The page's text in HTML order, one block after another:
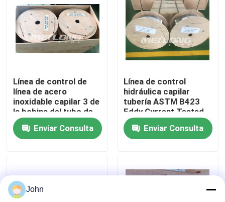
Sobre nosotros
Viaje de la fábrica
Éntrenos en contacto con
Noticias
Línea de control hidráulico
Línea de control de
línea de acero
inoxidable capilar 3 de
la bobina del tubo de
la aleación de níquel
bobina de acero
inoxidable 8
Enviar Consulta
Línea de control
hidráulica capilar
tubería ASTM B423
Eddy Current Tested
Enviar Consulta
John